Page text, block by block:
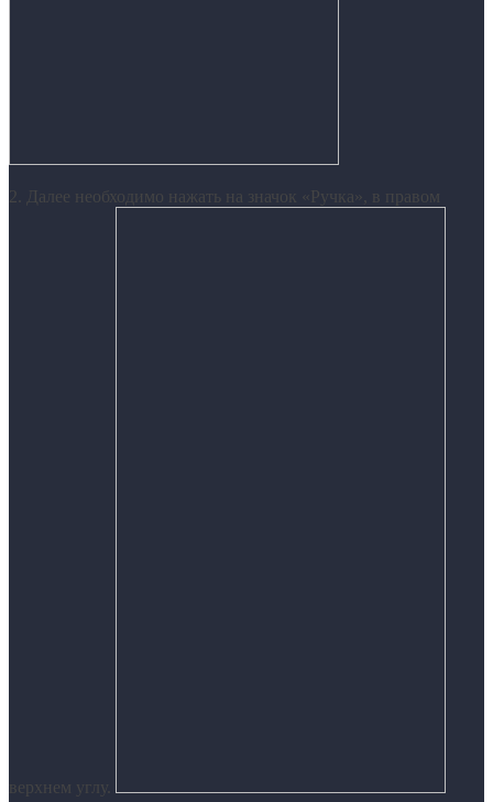
2. Далее необходимо нажать на значок «Ручка», в правом
верхнем углу.